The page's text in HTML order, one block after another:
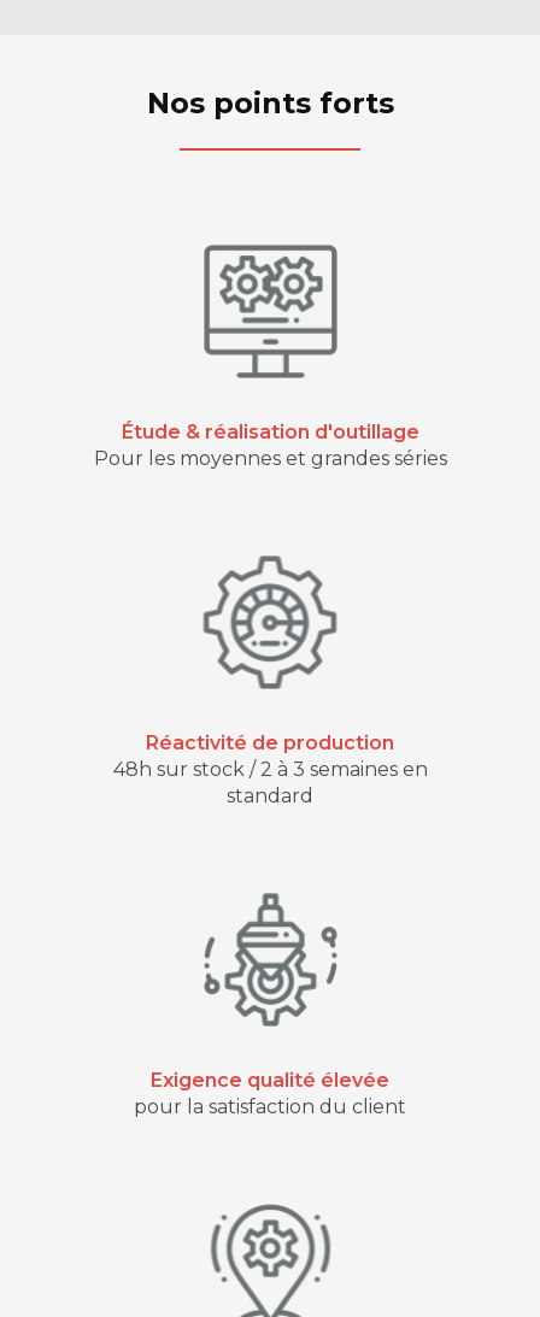
Nos points forts
Étude & réalisation d'outillage
Pour les moyennes et grandes séries
Réactivité de production
48h sur stock / 2 à 3 semaines en
standard
Exigence qualité élevée
pour la satisfaction du client